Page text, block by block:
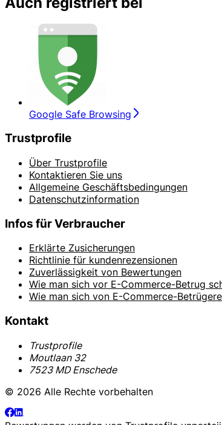
Google Safe Browsing
Trustprofile
Über Trustprofile
Kontaktieren Sie uns
Allgemeine Geschäftsbedingungen
Datenschutzinformation
Infos für Verbraucher
Erklärte Zusicherungen
Richtlinie für kundenrezensionen
Zuverlässigkeit von Bewertungen
Wie man sich vor E-Commerce-Betrug
Wie man sich von E-Commerce-
Kontakt
Trustprofile
Moutlaan 32
7523 MD Enschede
© 2026 Alle Rechte vorbehalten